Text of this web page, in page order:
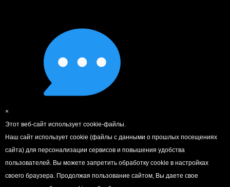
×
Этот веб-сайт использует cookie-файлы.
Наш сайт использует cookie (файлы с данными о прошлых посещениях
сайта) для персонализации сервисов и повышения удобства
пользователей. Вы можете запретить обработку cookie в настройках
своего браузера. Продолжая пользование сайтом, Вы даете свое